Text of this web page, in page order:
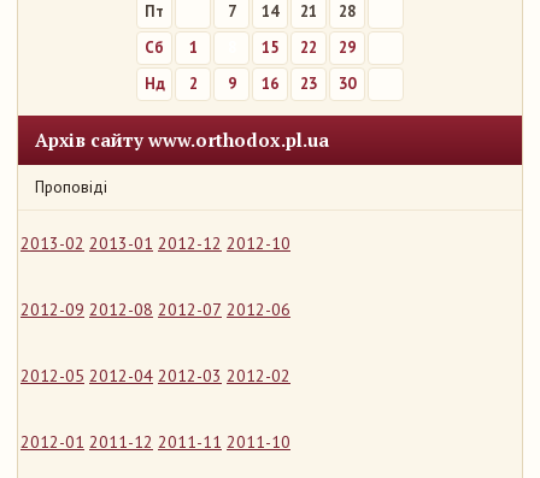
Пт
7 14 21
28
Сб
1 15 22
29
Нд
2 9 16 23 30
Архів сайту www.orthodox.pl.ua
Проповіді
2013-02 2013-01 2012-12 2012-10
2012-09 2012-08 2012-07 2012-06
2012-05 2012-04 2012-03 2012-02
2012-01 2011-12 2011-11 2011-10